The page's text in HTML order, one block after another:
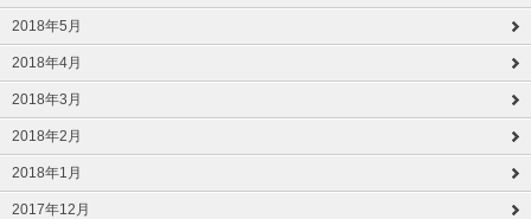
2018年5月
2018年4月
2018年3月
2018年2月
2018年1月
2017年12月